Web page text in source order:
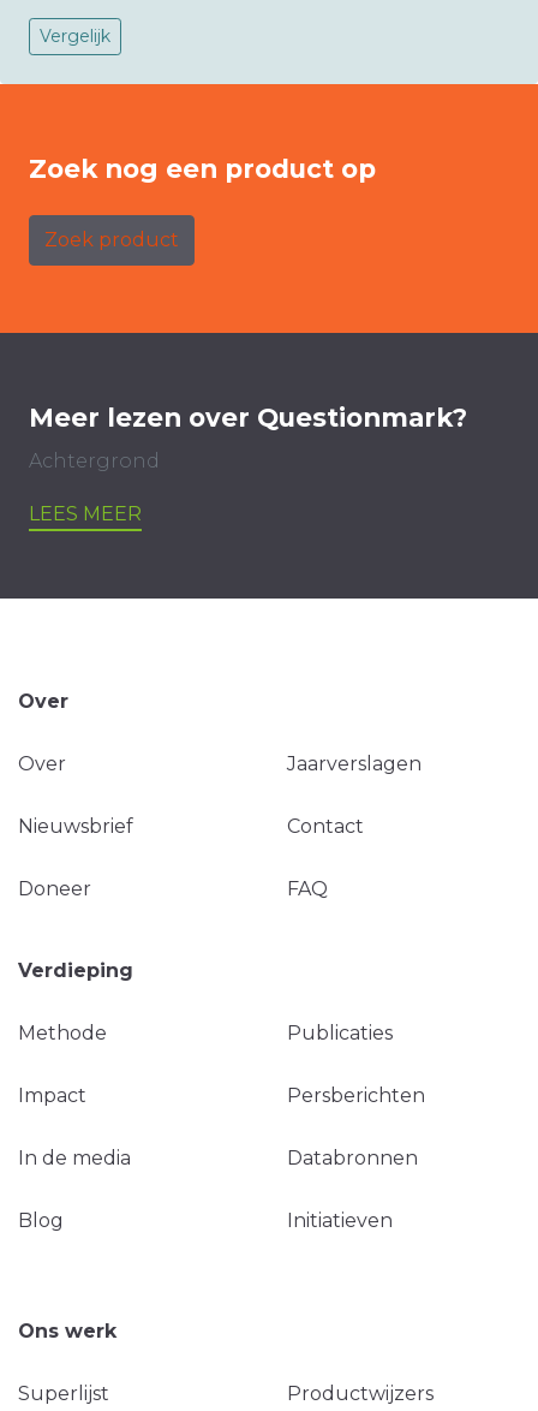
Vergelijk
Zoek nog een product op
Zoek product
Meer lezen over Questionmark?
Achtergrond
LEES MEER
Over
Over Jaarverslagen
Nieuwsbrief Contact
Doneer FAQ
Verdieping
Methode Publicaties
Impact Persberichten
In de media Databronnen
Blog Initiatieven
Ons werk
Superlijst Productwijzers